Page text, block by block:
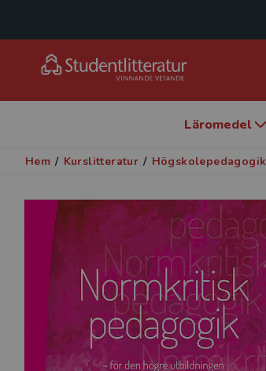
Läromedel
Hem / Kurslitteratur / Högskolepedagogik